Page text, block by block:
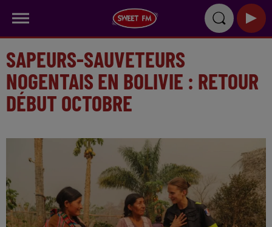
SAPEURS-SAUVETEURS
NOGENTAIS EN BOLIVIE : RETOUR
DÉBUT OCTOBRE